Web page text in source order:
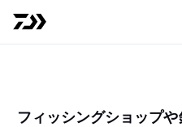
フィッシングショップ